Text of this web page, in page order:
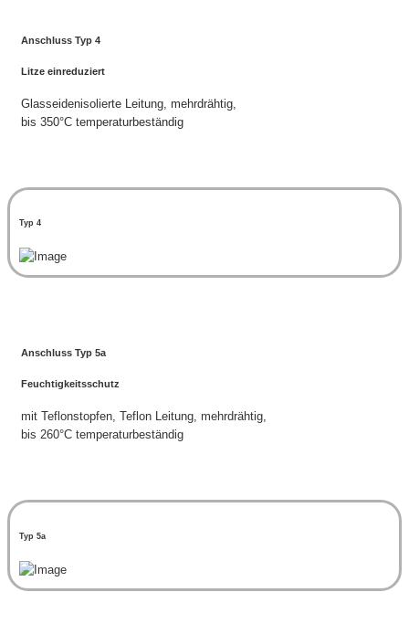
Anschluss Typ 4
Litze einreduziert
Glasseidenisolierte Leitung, mehrdrähtig,
bis 350°C temperaturbeständig
Typ 4
Anschluss Typ 5a
Feuchtigkeitsschutz
mit Teflonstopfen, Teflon Leitung, mehrdrähtig,
bis 260°C temperaturbeständig
Typ 5a